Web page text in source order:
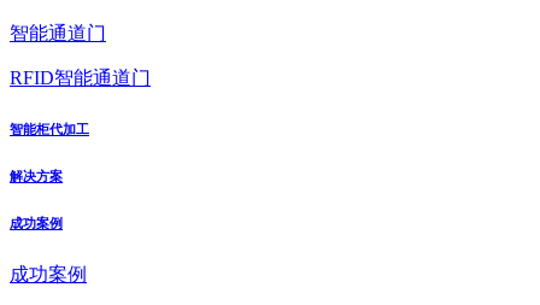
智能通道门
RFID智能通道门
智能柜代加工
解决方案
成功案例
成功案例